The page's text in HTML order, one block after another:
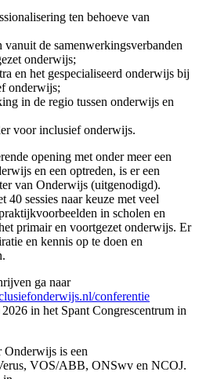
ten behoeve van
vanuit de samenwerkingsverbanden
onderwijs;
en het gespecialiseerd onderwijs bij
onderwijs;
in de regio tussen onderwijs en
voor inclusief onderwijs.
opening met onder meer een
en een optreden, is er een
van Onderwijs (uitgenodigd).
40 sessies naar keuze met veel
in scholen en
primair en voortgezet onderwijs. Er
en kennis op te doen en
ga naar
conferentie
in het Spant Congrescentrum in
Onderwijs is een
VOS/ABB, ONSwv en NCOJ.